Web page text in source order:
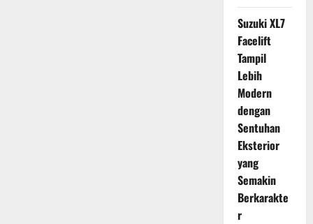
Suzuki XL7
Facelift
Tampil
Lebih
Modern
dengan
Sentuhan
Eksterior
yang
Semakin
Berkarakte
r